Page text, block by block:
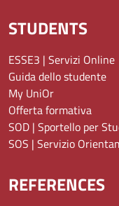
STUDENTS
ESSE3 | Servizi Online
Guida dello studente
My UniOr
Offerta formativa
SOD | Sportello per
SOS | Servizio
REFERENCES